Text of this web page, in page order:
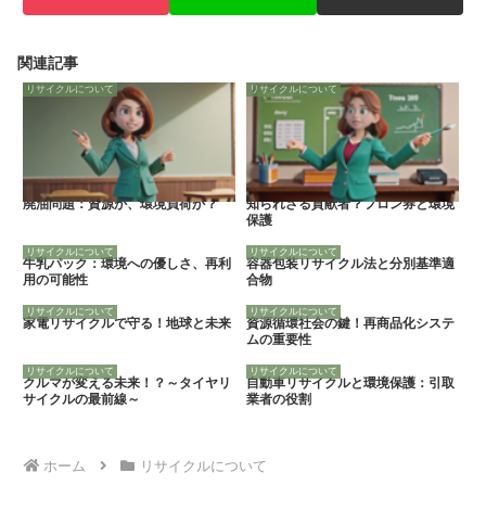
関連記事
リサイクルについて
廃油問題：資源か、環境負荷か？
リサイクルについて
知られざる貢献者？フロン券と環境
保護
リサイクルについて
牛乳パック：環境への優しさ、再利
用の可能性
リサイクルについて
容器包装リサイクル法と分別基準適
合物
リサイクルについて
家電リサイクルで守る！地球と未来
リサイクルについて
資源循環社会の鍵！再商品化システ
ムの重要性
リサイクルについて
クルマが変える未来！？～タイヤリ
サイクルの最前線～
リサイクルについて
自動車リサイクルと環境保護：引取
業者の役割
ホーム リサイクルについて